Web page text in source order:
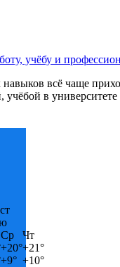
учёбу и
всё чаще
учёбой в
Ср
Чт
+20°+21°
+9° +10°